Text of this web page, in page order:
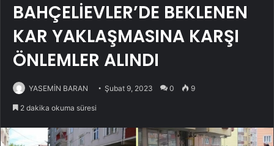
BAHÇELİEVLER’DE BEKLENEN
KAR YAKLAŞMASINA KARŞI
ÖNLEMLER ALINDI
YASEMİN BARAN Şubat 9, 2023 0 9
2 dakika okuma süresi